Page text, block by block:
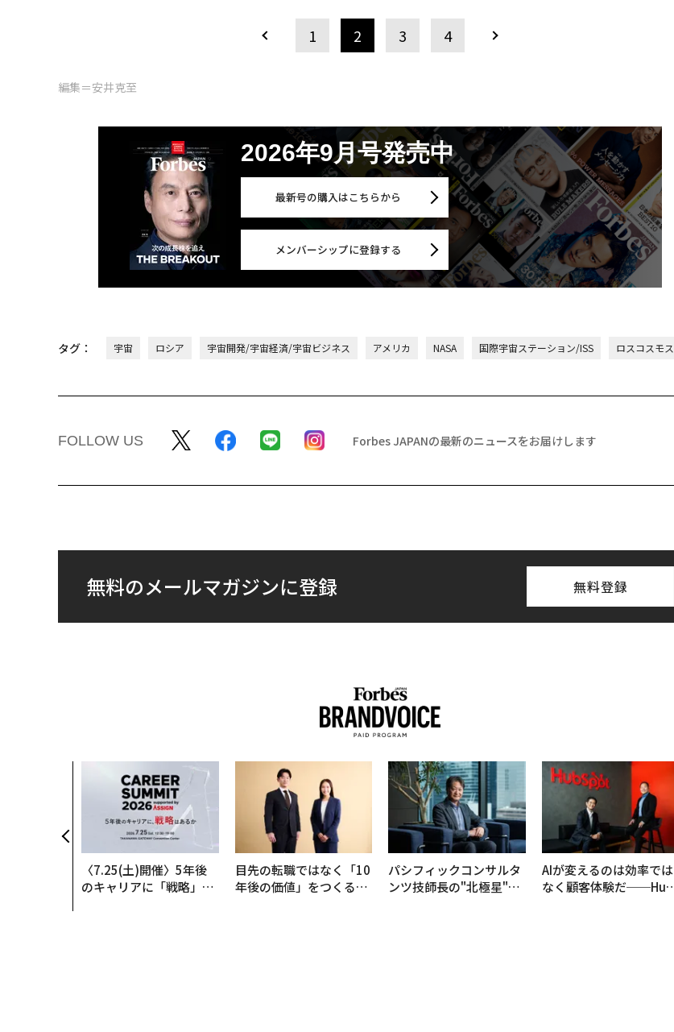
1 2 3 4
編集＝安井克至
2026年9月号発売中
最新号の購入はこちらから
メンバーシップに登録する
タグ： 宇宙 ロシア 宇宙開発/宇宙経済/宇宙ビジネス アメリカ NASA 国際宇宙ステーション/ISS ロスコスモス
FOLLOW US Forbes JAPANの最新のニュースをお届けします
無料のメールマガジンに登録 無料登録
〈7.25(土)開催〉5年後
のキャリアに「戦略」は
目先の転職ではなく「10
年後の価値」をつくる─
パシフィックコンサルタ
ンツ技師長の"北極星"。
AIが変えるのは効率では
なく顧客体験だ──Hub